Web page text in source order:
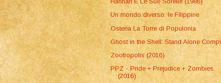
Un mondo diverso: le Filippine
Osteria La Torre di Populonia
Ghost in the Shell: Stand Alone
Zootropolis (2016)
PPZ - Pride + Prejudice + Zombies
(2016)